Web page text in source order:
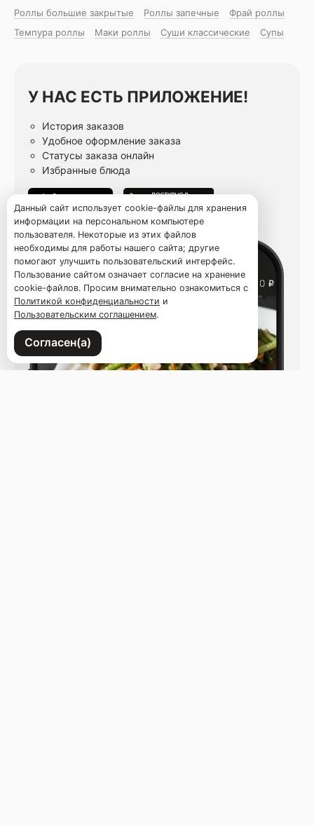
Роллы большие закрытые
Роллы запечные
Фрай роллы
Темпура роллы
Маки роллы Суши классические Супы
У НАС ЕСТЬ ПРИЛОЖЕНИЕ!
История заказов
Удобное оформление заказа
Статусы заказа онлайн
Избранные блюда
Данный сайт использует cookie-файлы для хранения
информации на персональном компьютере
пользователя. Некоторые из этих файлов
необходимы для работы нашего сайта; другие
помогают улучшить пользовательский интерфейс.
Пользование сайтом означает согласие на хранение
cookie-файлов. Просим внимательно ознакомиться с
Политикой конфиденциальности и
Пользовательским соглашением.
Согласен(а)